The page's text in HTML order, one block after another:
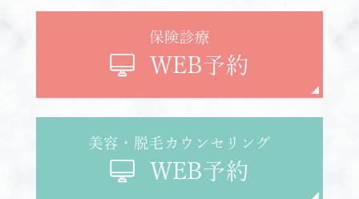
保険診療
WEB予約
美容・脱毛カウンセリング
WEB予約